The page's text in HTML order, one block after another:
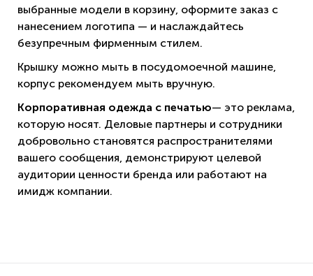
выбранные модели в корзину, оформите заказ с
нанесением логотипа — и наслаждайтесь
безупречным фирменным стилем.
Крышку можно мыть в посудомоечной машине,
корпус рекомендуем мыть вручную.
Корпоративная одежда с печатью— это реклама,
которую носят. Деловые партнеры и сотрудники
добровольно становятся распространителями
вашего сообщения, демонстрируют целевой
аудитории ценности бренда или работают на
имидж компании.